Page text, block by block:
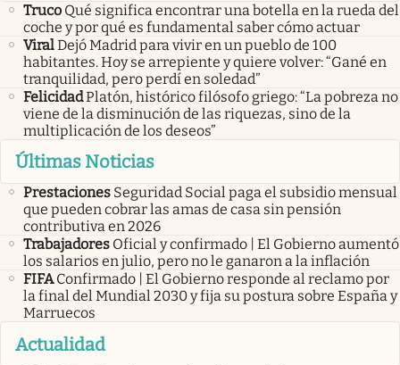
Truco Qué significa encontrar una botella en la rueda del
coche y por qué es fundamental saber cómo actuar
ViralDejó Madrid para vivir en un pueblo de 100
habitantes. Hoy se arrepiente y quiere volver: “Gané en
tranquilidad, pero perdí en soledad”
FelicidadPlatón, histórico filósofo griego: “La pobreza no
viene de la disminución de las riquezas, sino de la
multiplicación de los deseos”
Últimas Noticias
Prestaciones Seguridad Social paga el subsidio mensual
que pueden cobrar las amas de casa sin pensión
contributiva en 2026
Trabajadores Oficial y confirmado | El Gobierno aumentó
los salarios en julio, pero no le ganaron a la inflación
FIFA Confirmado | El Gobierno responde al reclamo por
la final del Mundial 2030 y fija su postura sobre España y
Marruecos
Actualidad